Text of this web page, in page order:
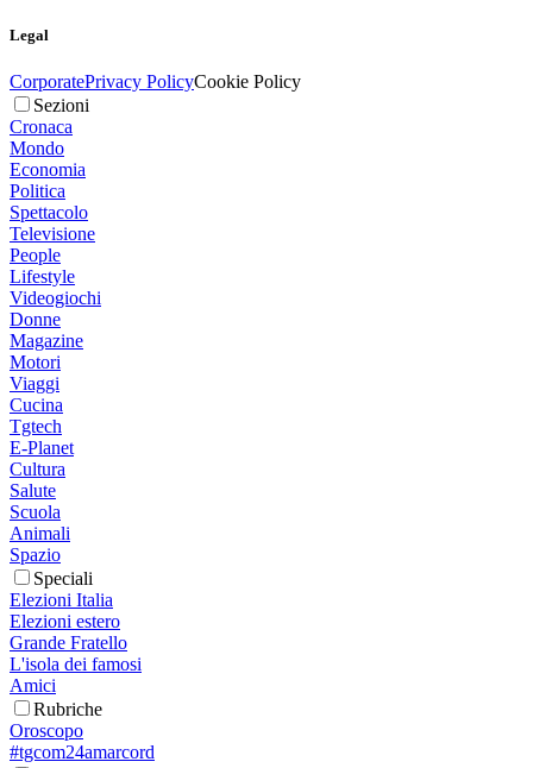
Legal
CorporatePrivacy PolicyCookie Policy
Sezioni
Cronaca
Mondo
Economia
Politica
Spettacolo
Televisione
People
Lifestyle
Videogiochi
Donne
Magazine
Motori
Viaggi
Cucina
Tgtech
E-Planet
Cultura
Salute
Scuola
Animali
Spazio
Speciali
Elezioni Italia
Elezioni estero
Grande Fratello
L'isola dei famosi
Amici
Rubriche
Oroscopo
#tgcom24amarcord